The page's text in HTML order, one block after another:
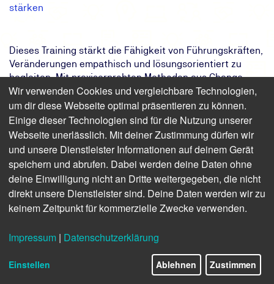
stärken
Dieses Training stärkt die Fähigkeit von Führungskräften,
Veränderungen empathisch und lösungsorientiert zu
begleiten. Mit praxiserprobten Methoden aus Change-
Management und Scenario Planning fördern Sie
Flexibilität und Innovationskraft im Team – und
entwickeln zugleich ihre eigene Resilienz weiter.
Das Ziel:
Sie lernen, Veränderungen sicher und
empathisch zu gestalten.
Das Ergebnis:
Das Unternehmen gewinnt mehr
Anpassungsfähigkeit, Innovation und
Stabilität.
Ihr Weg:
Das KI-Training der TÜV NORD Akademie
Wir verwenden Cookies und vergleichbare Technologien,
um dir diese Webseite optimal präsentieren zu können.
Einige dieser Technologien sind für die Nutzung unserer
Webseite unerlässlich. Mit deiner Zustimmung dürfen wir
und unsere Dienstleister Informationen auf deinem Gerät
speichern und abrufen. Dabei werden deine Daten ohne
deine Einwilligung nicht an Dritte weitergegeben, die nicht
direkt unsere Dienstleister sind. Deine Daten werden wir zu
keinem Zeitpunkt für kommerzielle Zwecke verwenden.
Impressum | Datenschutzerklärung
Einstellen Ablehnen Zustimmen